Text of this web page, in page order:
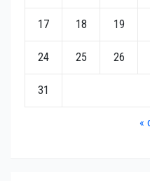
17 18 19
24 25 26
31
«